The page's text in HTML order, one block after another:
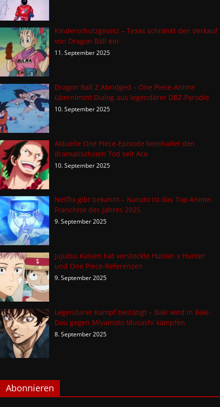
Kinderschutzgesetz – Texas schränkt den Verkauf
von Dragon Ball ein
11. September 2025
Dragon Ball Z Abridged – One Piece-Anime
übernimmt Dialog aus legendärer DBZ-Parodie
10. September 2025
Aktuelle One Piece-Episode beinhaltet den
dramatischsten Tod seit Ace
10. September 2025
Netflix gibt bekannt – Naruto ist das Top Anime-
Franchise des Jahres 2025
9. September 2025
Jujutsu Kaisen hat versteckte Hunter x Hunter
und One Piece-Referenzen
9. September 2025
Legendärer Kampf bestätigt – Baki wird in Baki-
Dou gegen Miyamoto Musashi kämpfen
8. September 2025
Abonnieren